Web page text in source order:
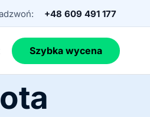
+48 609 491 177
Szybka wycena